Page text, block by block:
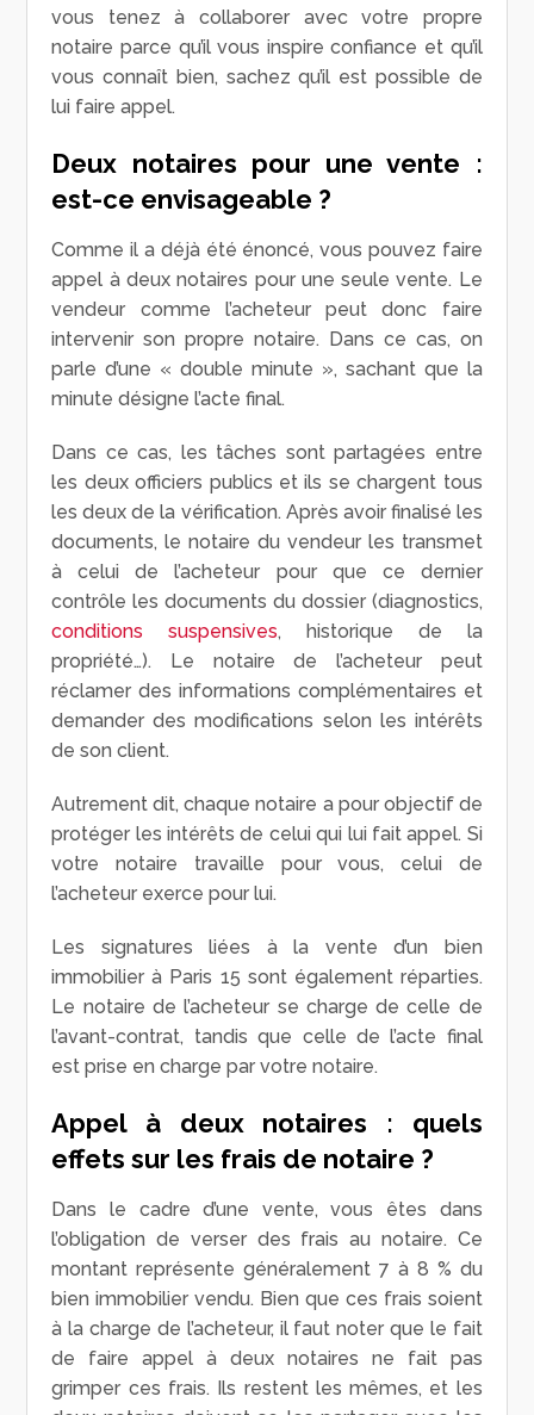
vous tenez à collaborer avec votre propre
notaire parce qu’il vous inspire confiance et qu’il
vous connaît bien, sachez qu’il est possible de
lui faire appel.
Deux notaires pour une vente :
est-ce envisageable ?
Comme il a déjà été énoncé, vous pouvez faire
appel à deux notaires pour une seule vente. Le
vendeur comme l’acheteur peut donc faire
intervenir son propre notaire. Dans ce cas, on
parle d’une « double minute », sachant que la
minute désigne l’acte final.
Dans ce cas, les tâches sont partagées entre
les deux officiers publics et ils se chargent tous
les deux de la vérification. Après avoir finalisé les
documents, le notaire du vendeur les transmet
à celui de l’acheteur pour que ce dernier
contrôle les documents du dossier (diagnostics,
conditions suspensives, historique de la
propriété…). Le notaire de l’acheteur peut
réclamer des informations complémentaires et
demander des modifications selon les intérêts
de son client.
Autrement dit, chaque notaire a pour objectif de
protéger les intérêts de celui qui lui fait appel. Si
votre notaire travaille pour vous, celui de
l’acheteur exerce pour lui.
Les signatures liées à la vente d’un bien
immobilier à Paris 15 sont également réparties.
Le notaire de l’acheteur se charge de celle de
l’avant-contrat, tandis que celle de l’acte final
est prise en charge par votre notaire.
Appel à deux notaires : quels
effets sur les frais de notaire ?
Dans le cadre d’une vente, vous êtes dans
l’obligation de verser des frais au notaire. Ce
montant représente généralement 7 à 8 % du
bien immobilier vendu. Bien que ces frais soient
à la charge de l’acheteur, il faut noter que le fait
de faire appel à deux notaires ne fait pas
grimper ces frais. Ils restent les mêmes, et les